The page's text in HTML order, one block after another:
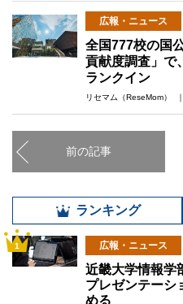
広報・ニュース
全国777校の国
貢献度調査」で
ランクイン
リセマム（ReseMom）
前の記事
ランキング
1 広報・ニュース
近畿大学情報学
プレゼンテーシ
める